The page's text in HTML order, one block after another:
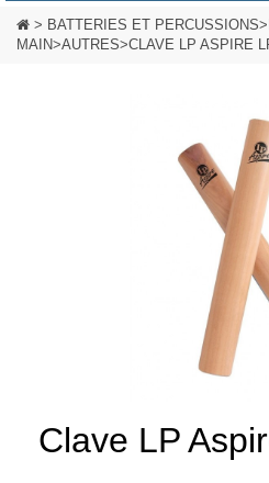
> BATTERIES ET PERCUSSIONS>
MAIN>AUTRES>CLAVE LP ASPIRE
Clave LP